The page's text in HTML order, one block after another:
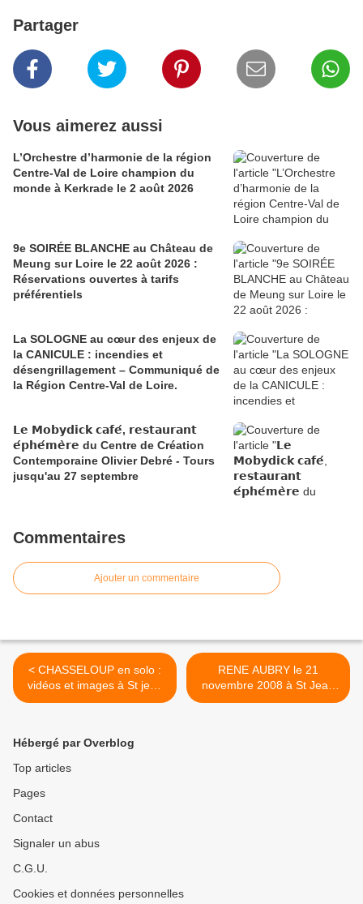
Partager
Vous aimerez aussi
L’Orchestre d’harmonie de la région
Centre-Val de Loire champion du
monde à Kerkrade le 2 août 2026
9e SOIRÉE BLANCHE au Château de
Meung sur Loire le 22 août 2026 :
Réservations ouvertes à tarifs
préférentiels
La SOLOGNE au cœur des enjeux de
la CANICULE : incendies et
désengrillagement – Communiqué de
la Région Centre-Val de Loire.
𝗟𝗲 𝗠𝗼𝗯𝘆𝗱𝗶𝗰𝗸 𝗰𝗮𝗳𝗲́, 𝗿𝗲𝘀𝘁𝗮𝘂𝗿𝗮𝗻𝘁
𝗲́𝗽𝗵𝗲́𝗺𝗲̀𝗿𝗲 du Centre de Création
Contemporaine Olivier Debré - Tours
jusqu'au 27 septembre
Commentaires
Ajouter un commentaire
< CHASSELOUP en solo :
vidéos et images à St jean
de la Ruelle
RENE AUBRY le 21
novembre 2008 à St Jean
de la Ruelle >
Hébergé par Overblog
Top articles
Pages
Contact
Signaler un abus
C.G.U.
Cookies et données personnelles